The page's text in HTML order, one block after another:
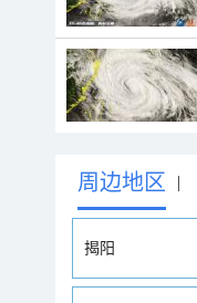
周边地区 |
揭阳